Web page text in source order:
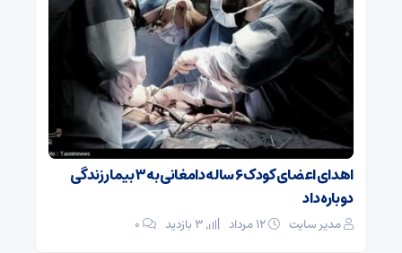
اهدای اعضای کودک ۶ ساله دامغانی به ۳ بیمار زندگی
دوباره داد
مدیر سایت ۰